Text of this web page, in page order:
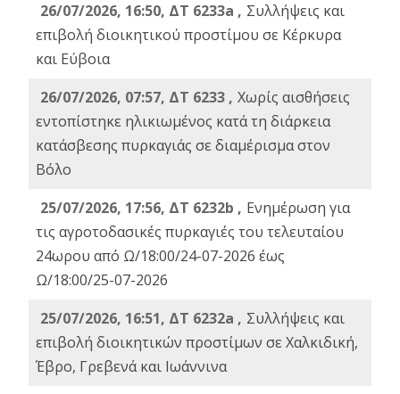
26/07/2026, 16:50, ΔΤ 6233a , Συλλήψεις και
επιβολή διοικητικού προστίμου σε Κέρκυρα
και Εύβοια
26/07/2026, 07:57, ΔΤ 6233 , Χωρίς αισθήσεις
εντοπίστηκε ηλικιωμένος κατά τη διάρκεια
κατάσβεσης πυρκαγιάς σε διαμέρισμα στον
Βόλο
25/07/2026, 17:56, ΔΤ 6232b , Ενημέρωση για
τις αγροτοδασικές πυρκαγιές του τελευταίου
24ωρου από Ω/18:00/24-07-2026 έως
Ω/18:00/25-07-2026
25/07/2026, 16:51, ΔΤ 6232a , Συλλήψεις και
επιβολή διοικητικών προστίμων σε Χαλκιδική,
Έβρο, Γρεβενά και Ιωάννινα